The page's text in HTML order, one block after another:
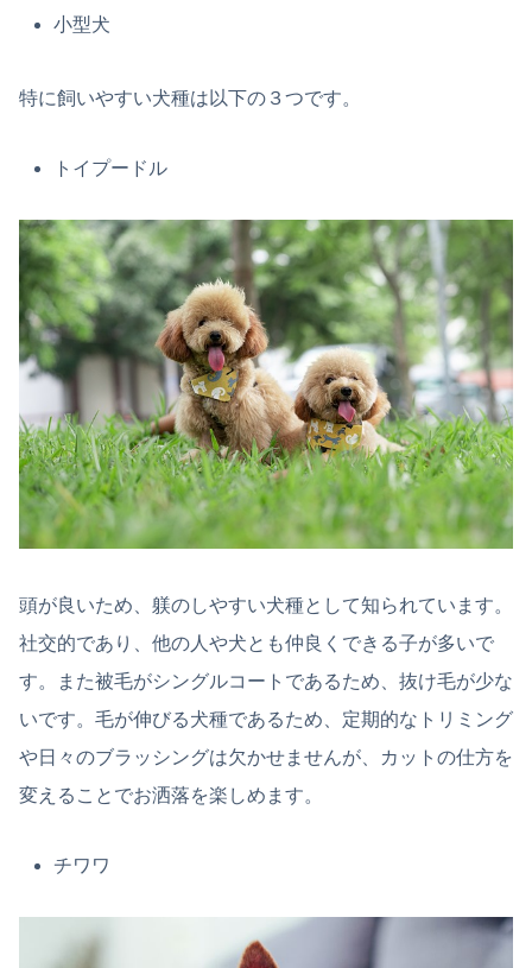
小型犬
特に飼いやすい犬種は以下の３つです。
トイプードル
頭が良いため、躾のしやすい犬種として知られています。
社交的であり、他の人や犬とも仲良くできる子が多いで
す。また被毛がシングルコートであるため、抜け毛が少な
いです。毛が伸びる犬種であるため、定期的なトリミング
や日々のブラッシングは欠かせませんが、カットの仕方を
変えることでお洒落を楽しめます。
チワワ